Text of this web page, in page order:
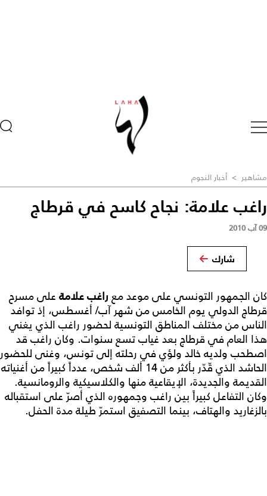
مشاهير > أخبار النجوم
راغب علامة: نجاح كاسح في قرطاج
09 آب 2010
شارك
كان الجمهور التونسي على موعد مع راغب علامة على مسرح
قرطاج الدولي يوم الخامس من شهر آب/ أغسطس، إذ توافد
الناس من مختلف المناطق التونسية لحضور راغب الذي يغني
هذا العام في قرطاج بعد غياب تسع سنوات. وكان راغب قد
اصطحب ولديه خالد ولؤي في رحلته إلى تونس، وغنى للحضور
الحاشد الذي قّدّر بأكثر من 14 ألف شخص، عدداً كبيراً من أغنياته
القديمة والجديدة، الإيقاعية منها والكلاسيكية والرومانسية.
وكان التفاعل كبيراً بين راغب وجمهوره الذي أصرّ على استقباله
بالزغاريد والهتاف، بينما التصفيق استمرّ طيلة مدة الحفل.